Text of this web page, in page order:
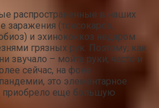
распространенные в наших
заражения (токсокароз,
и эхинококкоз недаром
грязных рук. Поэтому, как
звучало – мойте руки, часто и
сейчас, на фоне
это элементарное
приобрело еще большую